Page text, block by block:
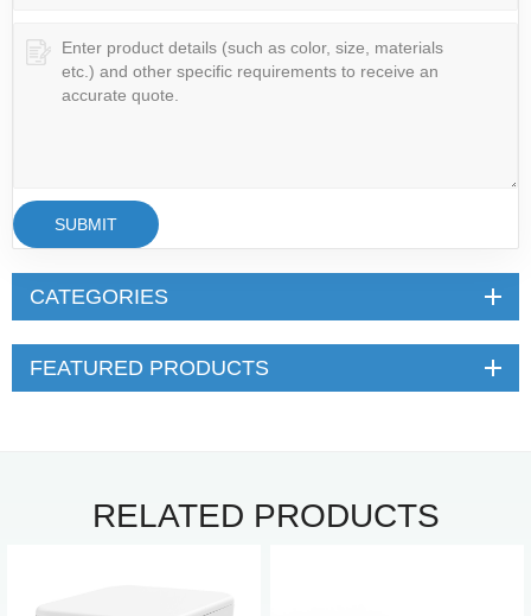
SUBMIT
CATEGORIES
FEATURED PRODUCTS
RELATED PRODUCTS